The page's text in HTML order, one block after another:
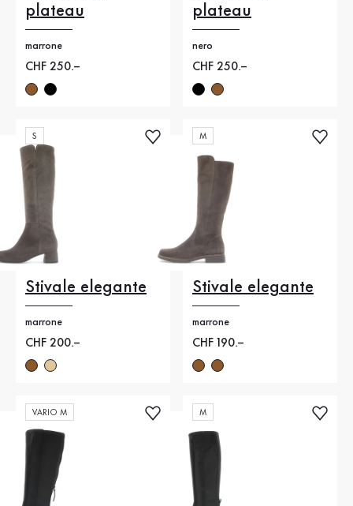
plateau
marrone
Nuovo prezzo
CHF 250.–
plateau
nero
Nuovo prezzo
CHF 250.–
S
Stivale elegante
marrone
Nuovo prezzo
CHF 200.–
M
Stivale elegante
marrone
Nuovo prezzo
CHF 190.–
VARIO M M